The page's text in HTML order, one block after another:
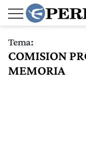
Tema:
COMISION
MEMORIA